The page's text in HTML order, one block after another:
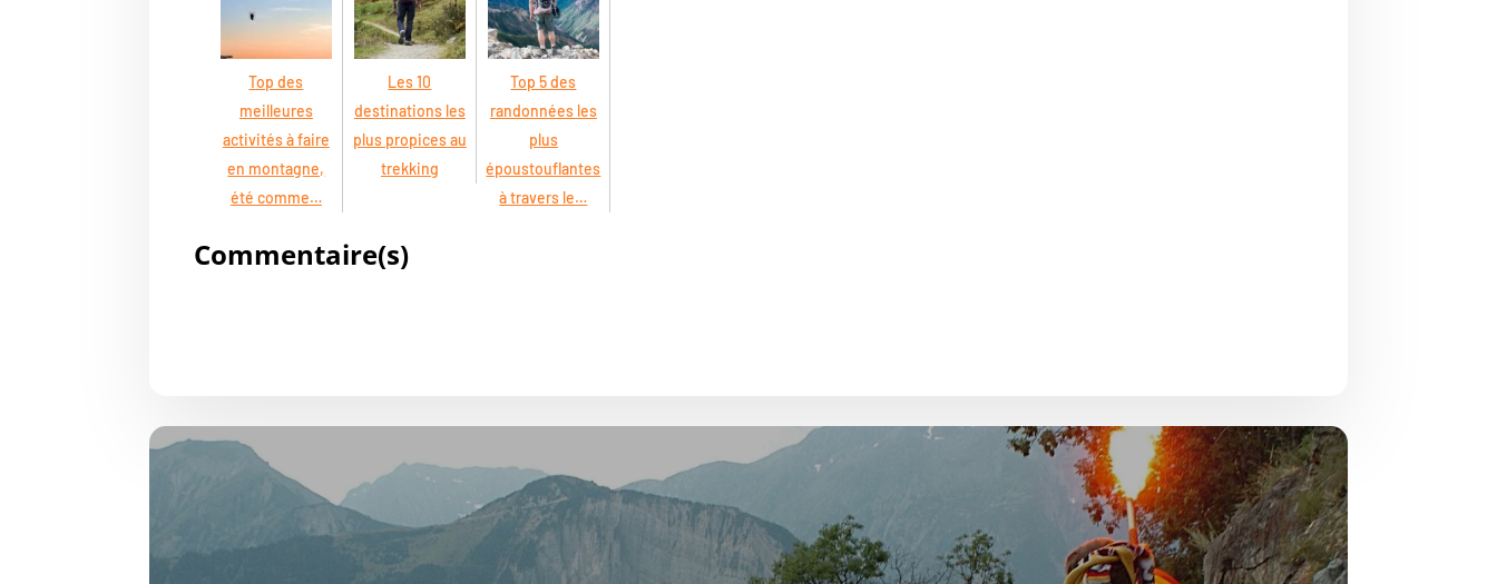
Top des
meilleures
activités à faire
en montagne,
été comme…
Les 10
destinations les
plus propices au
trekking
Top 5 des
randonnées les
plus
époustouflantes
à travers le…
Commentaire(s)